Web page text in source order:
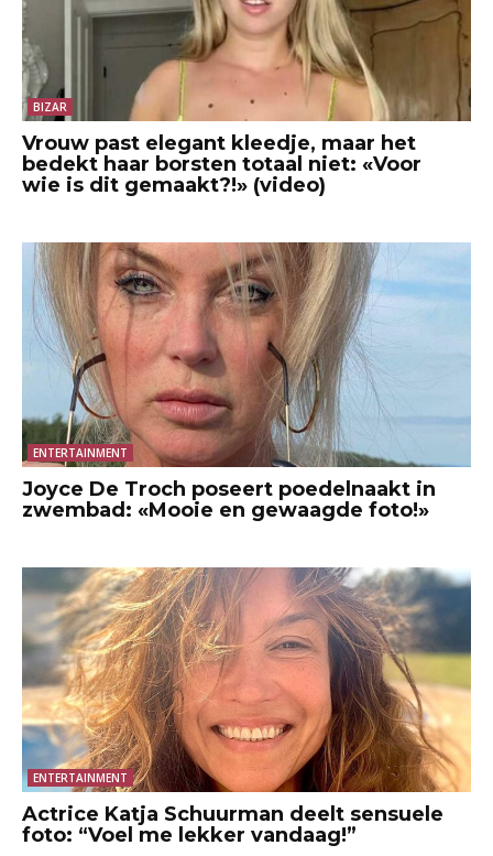
BIZAR
Vrouw past elegant kleedje, maar het
bedekt haar borsten totaal niet: «Voor
wie is dit gemaakt?!» (video)
ENTERTAINMENT
Joyce De Troch poseert poedelnaakt in
zwembad: «Mooie en gewaagde foto!»
ENTERTAINMENT
Actrice Katja Schuurman deelt sensuele
foto: “Voel me lekker vandaag!”